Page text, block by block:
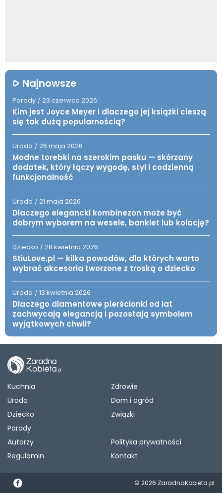
Najnowsze
Porady / 23 czerwca 2026
Kim jest Joyce Meyer i dlaczego jej książki cieszą
się tak dużą popularnością?
Uroda / 26 maja 2026
Modne torebki na szerokim pasku — skórzany
dodatek, który łączy wygodę, styl i codzienną
funkcjonalność
Uroda / 21 maja 2026
Dlaczego elegancki kombinezon może być
dobrym wyborem na wesele, bankiet lub kolację?
Dziecko / 28 kwietnia 2026
StiuLove.pl — kilka powodów, dla których warto
wybrać akcesoria tworzone z troską o dziecko
Uroda / 13 kwietnia 2026
Dlaczego diamentowe pierścionki od lat
zachwycają elegancją i pozostają symbolem
wyjątkowych chwil?
Kuchnia
Zdrowie
Uroda
Dom i ogród
Dziecko
Związki
Porady
Autorzy
Polityka prywatności
Regulamin
Kontakt
© 2026 ZaradnaKobieta.pl